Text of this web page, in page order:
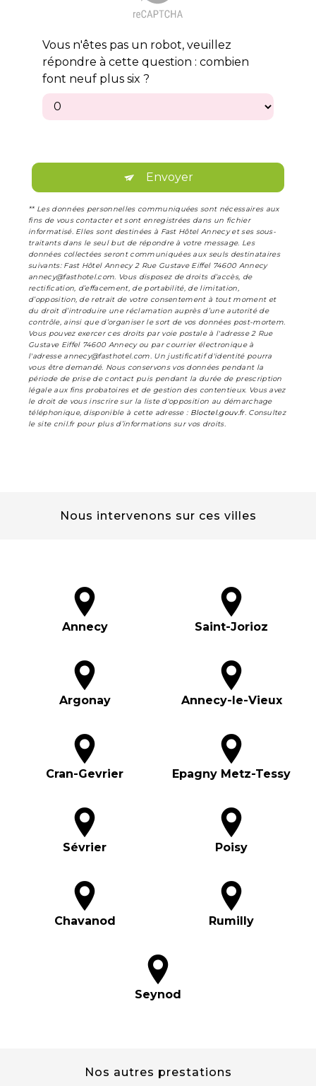
Vous n'êtes pas un robot, veuillez
répondre à cette question : combien
font neuf plus six ?
Envoyer
** Les données personnelles communiquées sont nécessaires aux
fins de vous contacter et sont enregistrées dans un fichier
informatisé. Elles sont destinées à Fast Hôtel Annecy et ses sous-
traitants dans le seul but de répondre à votre message. Les
données collectées seront communiquées aux seuls destinataires
suivants: Fast Hôtel Annecy 2 Rue Gustave Eiffel 74600 Annecy
annecy@fasthotel.com. Vous disposez de droits d’accès, de
rectification, d’effacement, de portabilité, de limitation,
d’opposition, de retrait de votre consentement à tout moment et
du droit d’introduire une réclamation auprès d’une autorité de
contrôle, ainsi que d’organiser le sort de vos données post-mortem.
Vous pouvez exercer ces droits par voie postale à l'adresse 2 Rue
Gustave Eiffel 74600 Annecy ou par courrier électronique à
l'adresse annecy@fasthotel.com. Un justificatif d'identité pourra
vous être demandé. Nous conservons vos données pendant la
période de prise de contact puis pendant la durée de prescription
légale aux fins probatoires et de gestion des contentieux. Vous avez
le droit de vous inscrire sur la liste d'opposition au démarchage
téléphonique, disponible à cette adresse : Bloctel.gouv.fr. Consultez
le site cnil.fr pour plus d’informations sur vos droits.
Nous intervenons sur ces villes
Annecy Saint-Jorioz
Argonay Annecy-le-Vieux
Cran-Gevrier Epagny Metz-Tessy
Sévrier Poisy
Chavanod Rumilly
Seynod
Nos autres prestations